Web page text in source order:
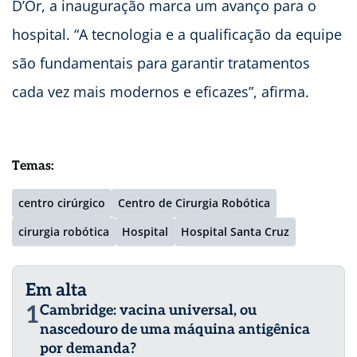
D’Or, a inauguração marca um avanço para o
hospital. “A tecnologia e a qualificação da equipe
são fundamentais para garantir tratamentos
cada vez mais modernos e eficazes”, afirma.
Temas:
centro cirúrgico
Centro de Cirurgia Robótica
cirurgia robótica
Hospital Hospital Santa Cruz
Em alta
1Cambridge: vacina universal, ou
nascedouro de uma máquina antigênica
por demanda?